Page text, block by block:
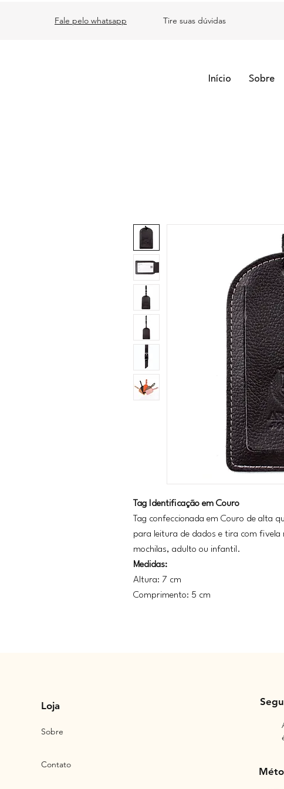
Fale pelo whatsapp Tire suas dúvidas
Início Sobre
Tag Identificação em Couro
Tag confeccionada em Couro de alta
para leitura de dados e tira com fivela
mochilas, adulto ou infantil.
Medidas:
Altura: 7 cm
Comprimento: 5 cm
Loja
Sobre
Contato